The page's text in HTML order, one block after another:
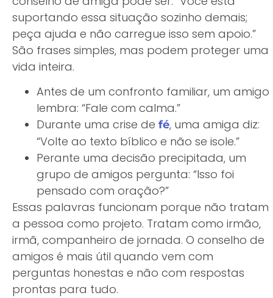
suportando essa situação sozinho demais;
peça ajuda e não carregue isso sem apoio.”
São frases simples, mas podem proteger uma
vida inteira.
Antes de um confronto familiar, um amigo
lembra: “Fale com calma.”
Durante uma crise de fé, uma amiga diz:
“Volte ao texto bíblico e não se isole.”
Perante uma decisão precipitada, um
grupo de amigos pergunta: “Isso foi
pensado com oração?”
Essas palavras funcionam porque não tratam
a pessoa como projeto. Tratam como irmão,
irmã, companheiro de jornada. O conselho de
amigos é mais útil quando vem com
perguntas honestas e não com respostas
prontas para tudo.